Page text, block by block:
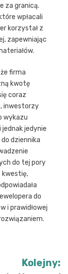
za granicą.
wpłacali
korzystał z
zapewniając
firma
kwotę
coraz
inwestorzy
wykazu
jedynie
dziennika
do tej pory
kwestię,
do
i prawidłowej
Kolejny: